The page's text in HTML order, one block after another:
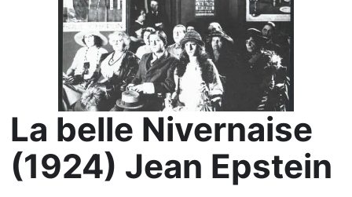
La belle Nivernaise
(1924) Jean Epstein